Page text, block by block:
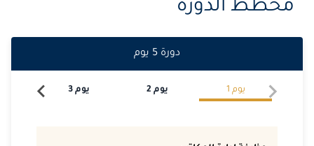
2026-11-09
2026-11-29
مخطط الدورة
دورة 5 يوم
يوم 1 يوم 2 يوم3